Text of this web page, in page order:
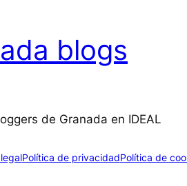
blogs
de Granada en IDEAL
Política de privacidadPolítica de